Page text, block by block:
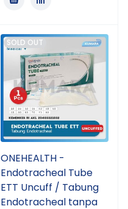
SOLD OUT
ONEHEALTH -
Endotracheal Tube
ETT Uncuff / Tabung
Endotracheal tanpa